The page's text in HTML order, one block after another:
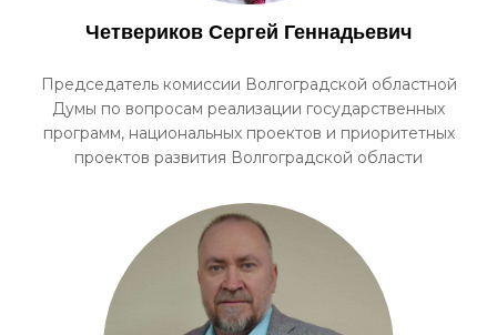
Четвериков Сергей Геннадьевич
Председатель комиссии Волгоградской областной
Думы по вопросам реализации государственных
программ, национальных проектов и приоритетных
проектов развития Волгоградской области